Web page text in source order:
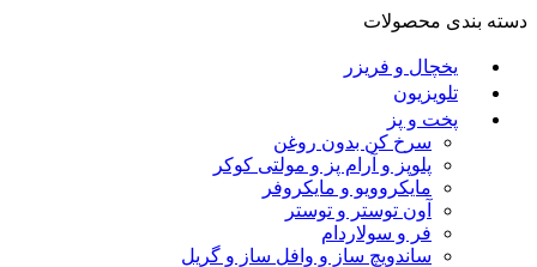
دسته بندی محصولات
یخچال و فریزر
تلویزیون
پخت و پز
سرخ کن بدون روغن
پلوپز و آرام پز و مولتی کوکر
مایکروویو و مایکروفر
آون توستر و توستر
فر و سولاردام
ساندویچ ساز و وافل ساز و گریل